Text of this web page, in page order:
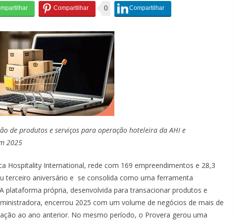
0
de produtos e serviços para operação hoteleira da AHI e
2025
Hospitality International, rede com 169 empreendimentos e 28,3
terceiro aniversário e se consolida como uma ferramenta
plataforma própria, desenvolvida para transacionar produtos e
encerrou 2025 com um volume de negócios de mais de
ao ano anterior. No mesmo período, o Provera gerou uma